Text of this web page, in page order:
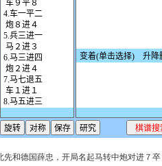
先和德国薛忠，开局名起马转中炮对进７卒